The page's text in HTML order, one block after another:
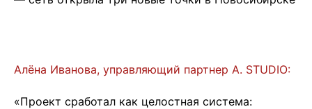
Алёна Иванова, управляющий партнер A. STUDIO:
«Проект сработал как целостная система: